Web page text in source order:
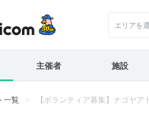
エリアを
主催者 施設
一覧 【ボランティア募集】ナゴヤ